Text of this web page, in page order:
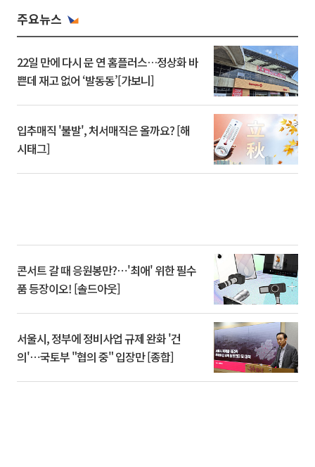
주요뉴스
22일 만에 다시 문 연 홈플러스…정상화 바
쁜데 재고 없어 ‘발동동’[가보니]
입추매직 '불발', 처서매직은 올까요? [해
시태그]
콘서트 갈 때 응원봉만?⋯'최애' 위한 필수
품 등장이오! [솔드아웃]
서울시, 정부에 정비사업 규제 완화 '건
의'⋯국토부 "협의 중" 입장만 [종합]